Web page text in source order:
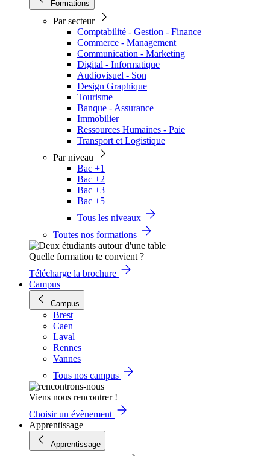
Formations
Par secteur
Comptabilité - Gestion - Finance
Commerce - Management
Communication - Marketing
Digital - Informatique
Audiovisuel - Son
Design Graphique
Tourisme
Banque - Assurance
Immobilier
Ressources Humaines - Paie
Transport et Logistique
Par niveau
Bac +1
Bac +2
Bac +3
Bac +5
Tous les niveaux
Toutes nos formations
Quelle formation te convient ?
Télécharge la brochure
Campus
Campus
Brest
Caen
Laval
Rennes
Vannes
Tous nos campus
Viens nous rencontrer !
Choisir un évènement
Apprentissage
Apprentissage